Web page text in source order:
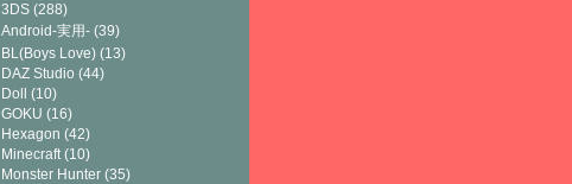
3DS (288)
Android-実用- (39)
BL(Boys Love) (13)
DAZ Studio (44)
Doll
(10)
GOKU (16)
Hexagon (42)
Minecraft(10)
Monster Hunter (35)